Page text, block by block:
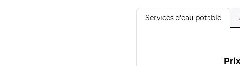
Services d'eau potable